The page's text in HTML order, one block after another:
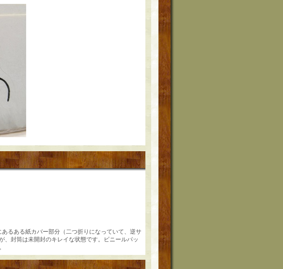
ある紙カバー部分（二つ折りになっていて、逆サ
、封筒は未開封のキレイな状態です。ビニールパッ